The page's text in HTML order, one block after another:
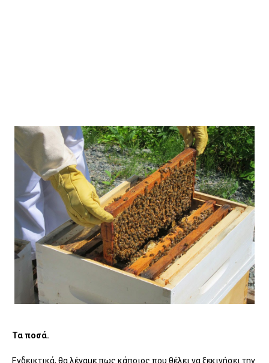
Τα ποσά.
Ενδεικτικά, θα λέγαμε πως κάποιος που θέλει να ξεκινήσει την